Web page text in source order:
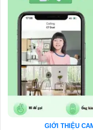
GIỚI THIỆU